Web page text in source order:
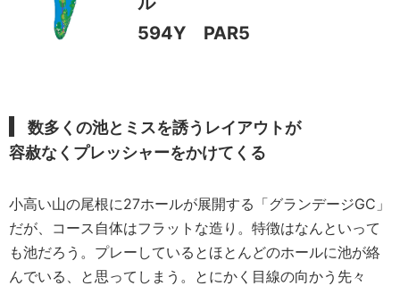
594Y PAR5
数多くの池とミスを誘うレイアウトが
容赦なくプレッシャーをかけてくる
小高い山の尾根に27ホールが展開する「グランデージGC」
だが、コース自体はフラットな造り。特徴はなんといって
も池だろう。プレーしているとほとんどのホールに池が絡
んでいる、と思ってしまう。とにかく目線の向かう先々